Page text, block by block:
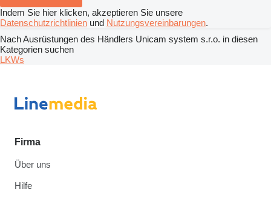
Indem Sie hier klicken, akzeptieren Sie unsere
Datenschutzrichtlinien und Nutzungsvereinbarungen.
Nach Ausrüstungen des Händlers Unicam system s.r.o. in diesen
Kategorien suchen
LKWs
Firma
Über uns
Hilfe